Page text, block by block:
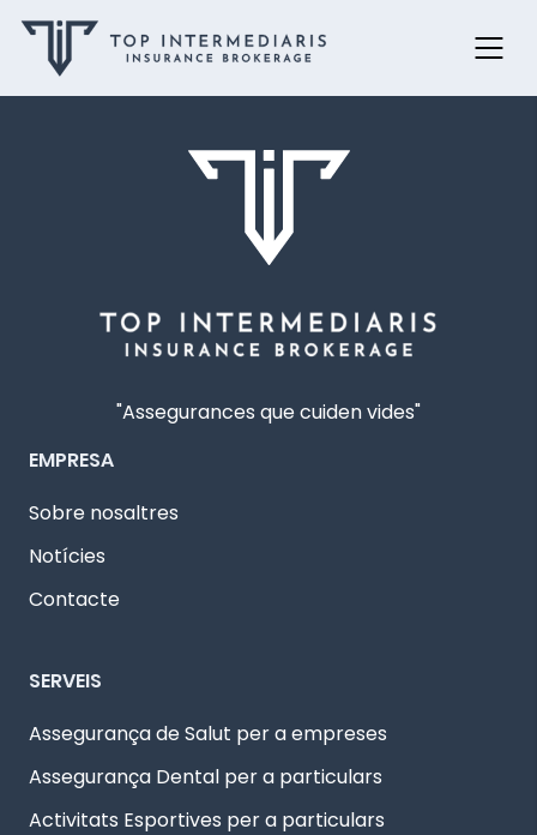
"Assegurances que cuiden vides"
EMPRESA
Sobre nosaltres
Notícies
Contacte
SERVEIS
Assegurança de Salut per a empreses
Assegurança Dental per a particulars
Activitats Esportives per a particulars